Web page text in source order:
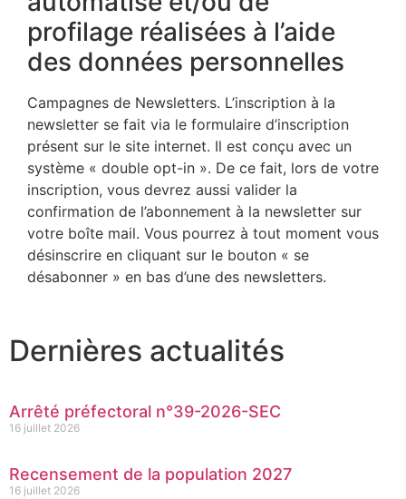
profilage réalisées à l’aide
des données personnelles
Campagnes de Newsletters. L’inscription à la
newsletter se fait via le formulaire d’inscription
présent sur le site internet. Il est conçu avec un
système « double opt-in ». De ce fait, lors de votre
inscription, vous devrez aussi valider la
confirmation de l’abonnement à la newsletter sur
votre boîte mail. Vous pourrez à tout moment vous
désinscrire en cliquant sur le bouton « se
désabonner » en bas d’une des newsletters.
Dernières actualités
Arrêté préfectoral n°39-2026-SEC
16 juillet 2026
Recensement de la population 2027
16 juillet 2026